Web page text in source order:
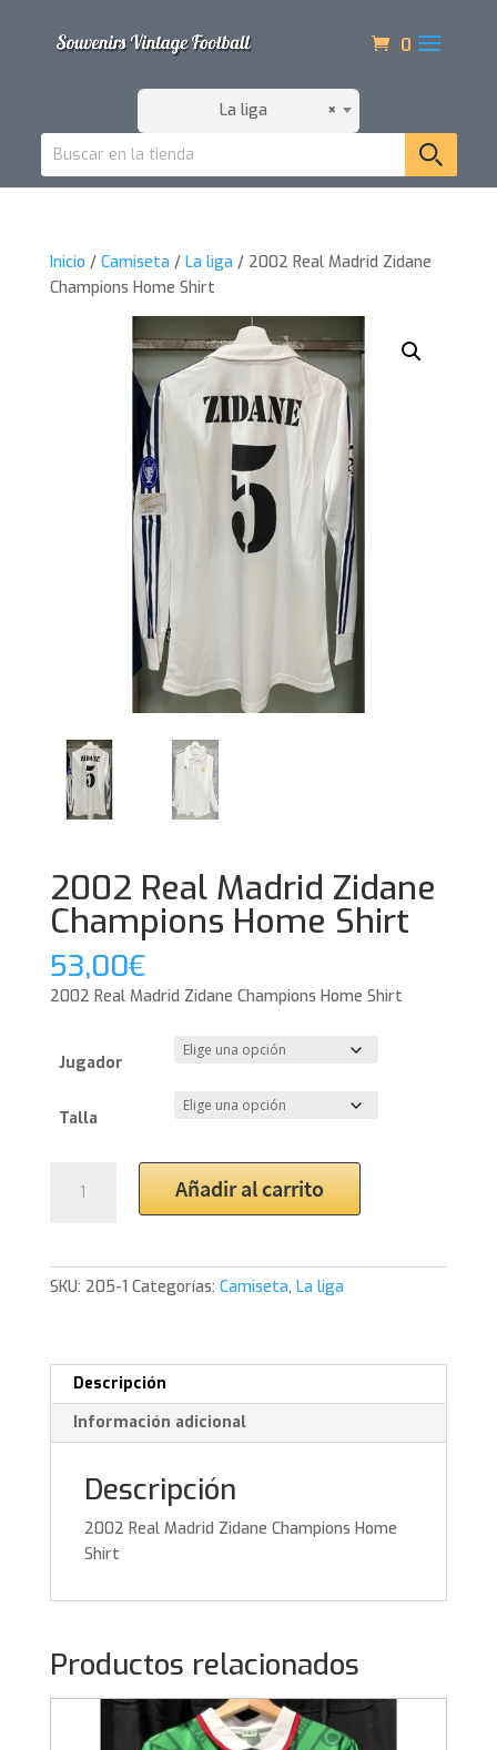
0
×
La liga
Inicio / Camiseta / La liga / 2002 Real Madrid Zidane
Champions Home Shirt
2002 Real Madrid Zidane
Champions Home Shirt
53,00€
2002 Real Madrid Zidane Champions Home Shirt
Jugador
Talla
Champions
Añadir al carrito
SKU: 205-1 Categorías: Camiseta, La liga
Descripción
Información adicional
Descripción
2002 Real Madrid Zidane Champions Home
Shirt
Productos relacionados